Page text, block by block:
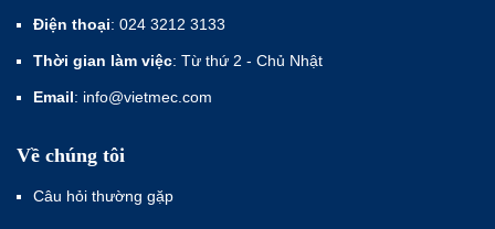
Điện thoại: 024 3212 3133
Thời gian làm việc: Từ thứ 2 - Chủ Nhật
Email: info@vietmec.com
Về chúng tôi
Câu hỏi thường gặp